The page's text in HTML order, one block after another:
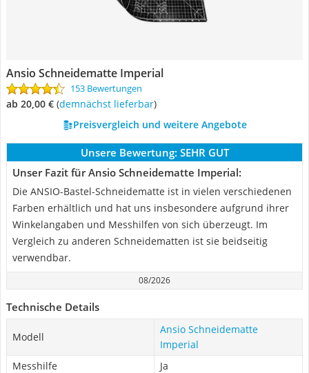
Ansio Schneidematte Imperial
153 Bewertungen
ab 20,00 € ( Demnächst lieferbar)
Preisvergleich und weitere Angebote
Unsere Bewertung: SEHR GUT
Unser Fazit für Ansio Schneidematte Imperial:
Die ANSIO-Bastel-Schneidematte ist in vielen verschiedenen
Farben erhältlich und hat uns insbesondere aufgrund ihrer
Winkelangaben und Messhilfen von sich überzeugt. Im
Vergleich zu anderen Schneidematten ist sie beidseitig
verwendbar.
08/2026
Technische Details
Modell
Ansio Schneidematte
Imperial
Messhilfe
Ja